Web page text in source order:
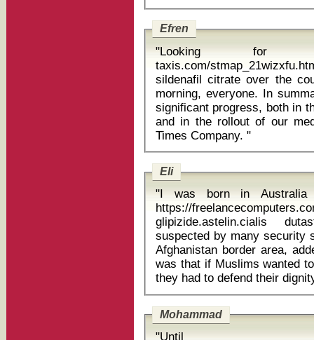
Efren
"Looking for
taxis.com/
sildenafil citrate over the counter Thanks, Paula.
morning, everyone. In
significant progress, both in
and in the rollout of our
Times Company. "
Eli
"I was born in
https://
glipizide.astelin.cialis
suspected by many security
Afghanistan border area,
was that if Muslims wanted
Mohammad
"Until